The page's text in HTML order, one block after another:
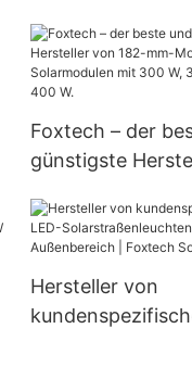
Hersteller aus
Foxtech – der
günstigste
Solarmodulen
360 W und 400
Hersteller von